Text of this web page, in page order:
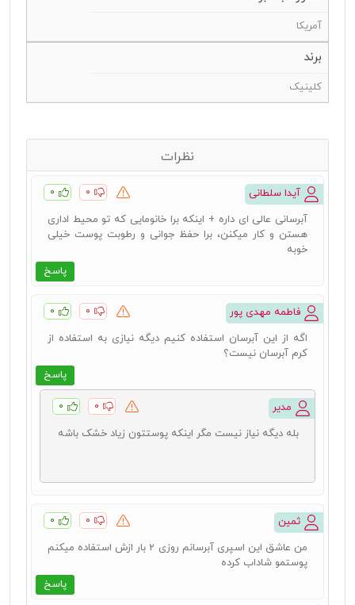
آمریکا
برند
کلینیک
نظرات
آیدا سلطانی ۰ ۰
پاسخ
آبرسانی عالی ای داره + اینکه برا خانومایی که تو محیط اداری
هستن و کار میکنن، برا حفظ جوانی و رطوبت پوست خیلی
خوبه
فاطمه مهدی پور ۰ ۰
پاسخ
اگه از این آبرسان استفاده کنیم دیگه نیازی به استفاده از
کرم آبرسان نیست؟
مدیر ۰ ۰
بله دیگه نیاز نیست مگر اینکه پوستتون زیاد خشک باشه
ثمین ۰ ۰
پاسخ
من عاشق این اسپری آبرسانم روزی 2 بار ازش استفاده میکنم
پوستمو شاداب کرده